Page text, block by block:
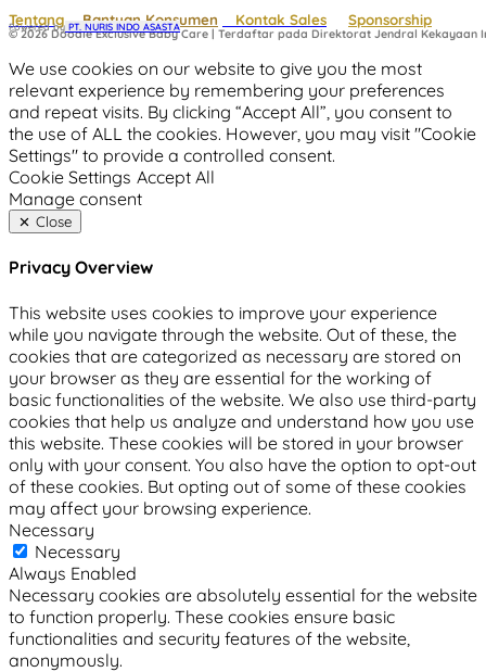
Tentang Bantuan Konsumen Kontak Sales Sponsorship
© 2026 Doodle Exclusive Baby Care | Terdaftar pada Direktorat Jendral Kekayaan
Powered by PT. NURIS INDO ASASTA
We use cookies on our website to give you the most
relevant experience by remembering your preferences
and repeat visits. By clicking “Accept All”, you consent to
the use of ALL the cookies. However, you may visit "Cookie
Settings" to provide a controlled consent.
Cookie Settings Accept All
Manage consent
Close
Privacy Overview
This website uses cookies to improve your experience
while you navigate through the website. Out of these, the
cookies that are categorized as necessary are stored on
your browser as they are essential for the working of
basic functionalities of the website. We also use third-party
cookies that help us analyze and understand how you use
this website. These cookies will be stored in your browser
only with your consent. You also have the option to opt-out
of these cookies. But opting out of some of these cookies
may affect your browsing experience.
Necessary
Necessary
Always Enabled
Necessary cookies are absolutely essential for the website
to function properly. These cookies ensure basic
functionalities and security features of the website,
anonymously.